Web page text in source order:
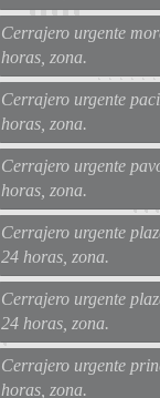
Cerrajero urgente
horas, zona.
Cerrajero urgente
horas, zona.
Cerrajero urgente
horas, zona.
Cerrajero urgente
24 horas, zona.
Cerrajero urgente
24 horas, zona.
Cerrajero urgente
horas, zona.